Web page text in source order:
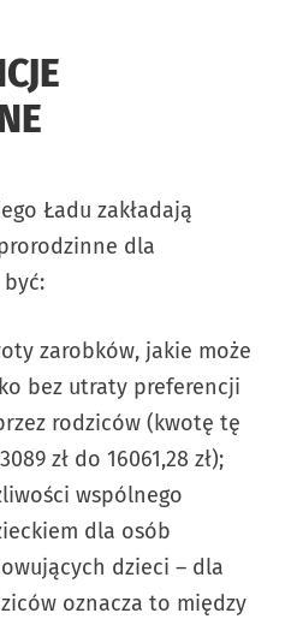
Ładu zakładają
dla
zarobków, jakie może
bez utraty preferencji
rodziców (kwotę tę
zł do 16061,28 zł);
wspólnego
dla osób
dzieci – dla
oznacza to między